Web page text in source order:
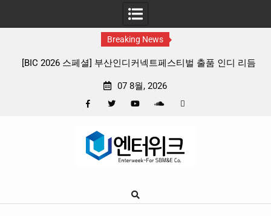
Breaking News
디커넥트페스티벌 출품 인디 리듬
판타지 케이팝 애니메이션 ‘
07 8월, 2026
Google